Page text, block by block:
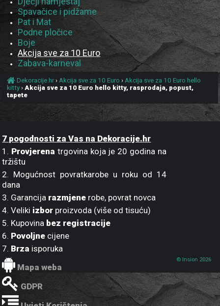
Spavačice i pidžame
Pat i Mat
Podne pločice
Boje
Akcija sve za 10 Euro
Zabava-karneval
Dekoracije.hr›Akcija sve za 10 Euro ›Akcija sve za 10 Euro hello
kitty ›Akcija sve za 10 Euro hello kitty, rasprodaja, popust,
tapete
7 pogodnosti za Vas na Dekoracije.hr
1. Provjerena trgovina koja je 20 godina na
tržištu
2. Mogućnost povratkarobe u roku od 14
dana
3. Garancija razmjene robe, povrat novca
4. Veliki izbor proizvoda (više od tisuću)
5. Kupovina bez registracije
6. Povoljne cijene
7. Brza isporuka
Mapa weba
GDPR
© Insion 2026